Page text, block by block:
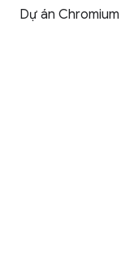
Dự án Chromium